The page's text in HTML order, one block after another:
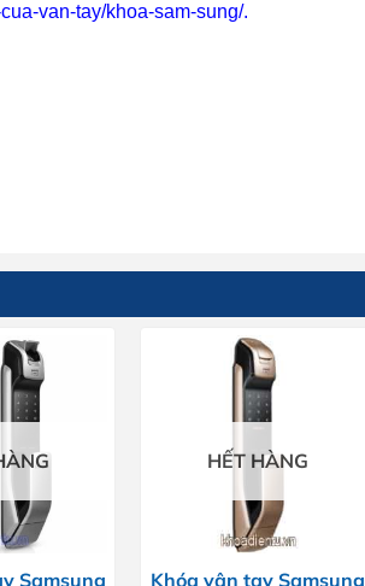
van-tay/khoa-sam-sung/.
Samsung
HẾT HÀNG
Khóa vân tay Samsung